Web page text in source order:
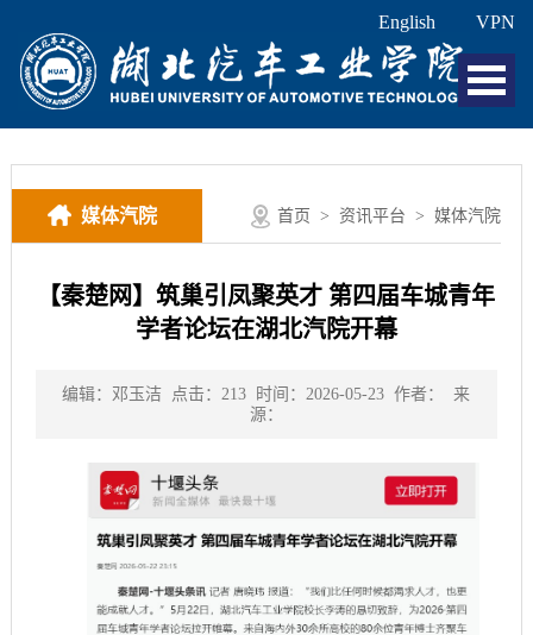
English VPN
媒体汽院 首页 > 资讯平台 > 媒体汽院
【秦楚网】筑巢引凤聚英才 第四届车城青年
学者论坛在湖北汽院开幕
编辑：邓玉洁 点击：213 时间：2026-05-23 作者：
来
源：